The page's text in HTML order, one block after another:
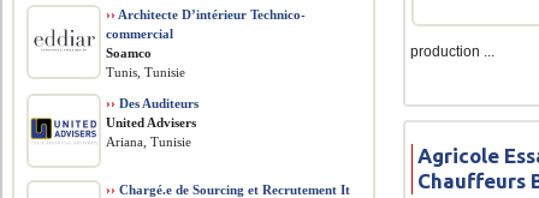
production ...
Agricole
Chauffeurs
›› Architecte D’intérieur Technico-
commercial
Soamco
Tunis, Tunisie
›› Des Auditeurs
United Advisers
Ariana, Tunisie
›› Chargé.e de Sourcing et Recrutement It